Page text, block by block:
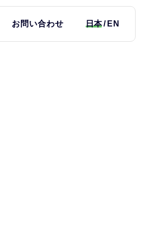
お問い合わせ 日本 EN